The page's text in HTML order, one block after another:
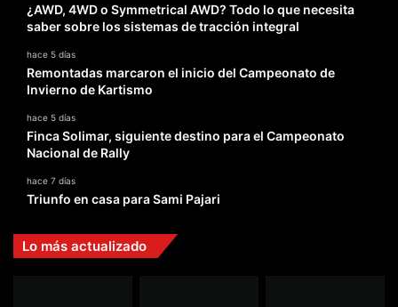
¿AWD, 4WD o Symmetrical AWD? Todo lo que necesita
saber sobre los sistemas de tracción integral
hace 5 días
Remontadas marcaron el inicio del Campeonato de
Invierno de Kartismo
hace 5 días
Finca Solimar, siguiente destino para el Campeonato
Nacional de Rally
hace 7 días
Triunfo en casa para Sami Pajari
Lo más actualizado